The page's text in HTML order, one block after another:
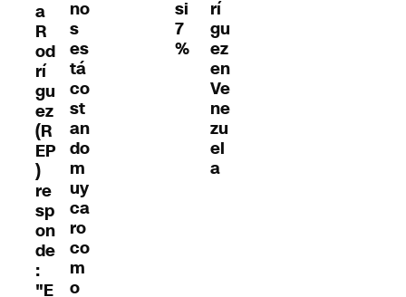
a
R
od
rí
gu
ez
(R
EP
)
re
sp
on
de
:
"E
no
s
es
tá
co
st
an
do
m
uy
ca
ro
co
m
o
si
7
%
rí
gu
ez
en
Ve
ne
zu
el
a